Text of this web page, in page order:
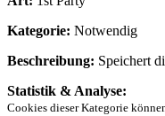
Kategorie: Notwendig
Beschreibung: Speichert
Statistik & Analyse:
Cookies dieser Kategorie